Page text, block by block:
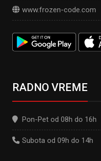
www.frozen-code.com
RADNO VREME
Pon-Pet od 08h do 16h
Subota od 09h do 14h